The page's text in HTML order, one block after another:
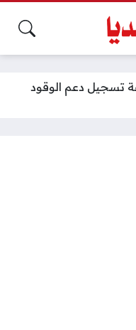
تسجيل دعم الوقود